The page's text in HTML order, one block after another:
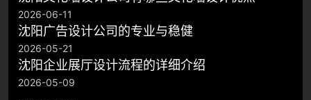
2026-06-11
​沈阳广告设计公司的专业与稳健
2026-05-21
沈阳企业展厅设计流程的详细介绍
2026-05-09